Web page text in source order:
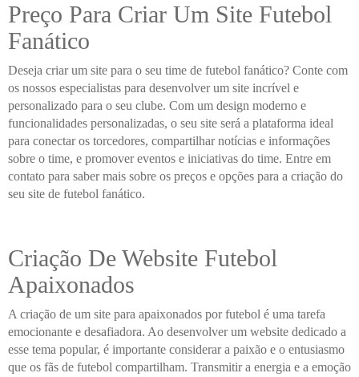
Preço Para Criar Um Site Futebol
Fanático
Deseja criar um site para o seu time de futebol fanático? Conte com
os nossos especialistas para desenvolver um site incrível e
personalizado para o seu clube. Com um design moderno e
funcionalidades personalizadas, o seu site será a plataforma ideal
para conectar os torcedores, compartilhar notícias e informações
sobre o time, e promover eventos e iniciativas do time. Entre em
contato para saber mais sobre os preços e opções para a criação do
seu site de futebol fanático.
Criação De Website Futebol
Apaixonados
A criação de um site para apaixonados por futebol é uma tarefa
emocionante e desafiadora. Ao desenvolver um website dedicado a
esse tema popular, é importante considerar a paixão e o entusiasmo
que os fãs de futebol compartilham. Transmitir a energia e a emoção